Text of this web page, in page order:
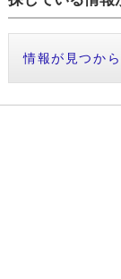
情報が見つか